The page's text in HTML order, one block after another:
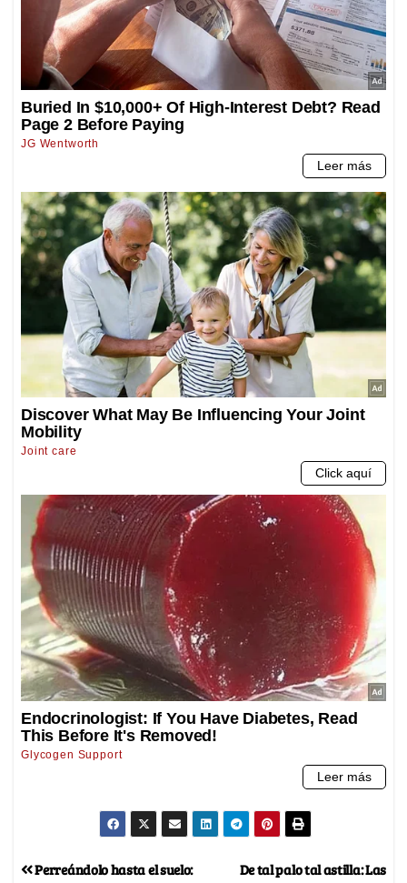
De tal palo tal astilla: Las
Perreándolo hasta el suelo: